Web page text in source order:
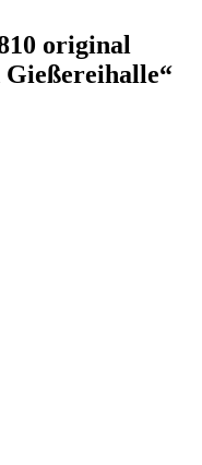
original